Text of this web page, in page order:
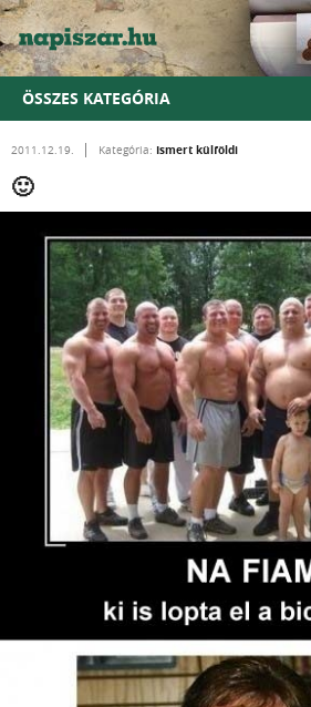
ÖSSZES KATEGÓRIA
2011.12.19. Kategória: Ismert külföldi
🙂